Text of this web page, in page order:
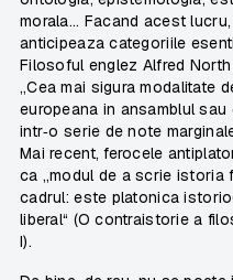
morala... Facand acest
anticipeaza categoriile
Filosoful englez Alfred
„Cea mai sigura modalitate
europeana in ansamblul
intr‑o serie de note
Mai recent, ferocele
ca „modul de a scrie istoria
cadrul: este platonica
liberal“ (O contraistorie a
I).